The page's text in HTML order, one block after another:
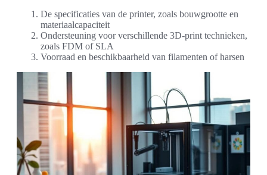
De specificaties van de printer, zoals bouwgrootte en
materiaalcapaciteit
Ondersteuning voor verschillende 3D-print technieken,
zoals FDM of SLA
Voorraad en beschikbaarheid van filamenten of harsen